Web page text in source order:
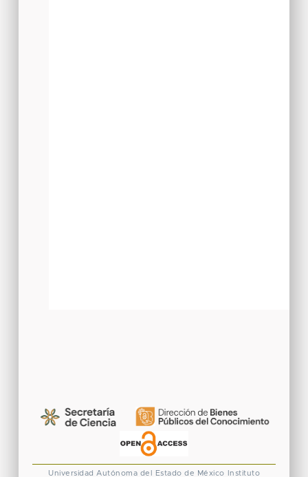
Universidad Autónoma del Estado de México Instituto